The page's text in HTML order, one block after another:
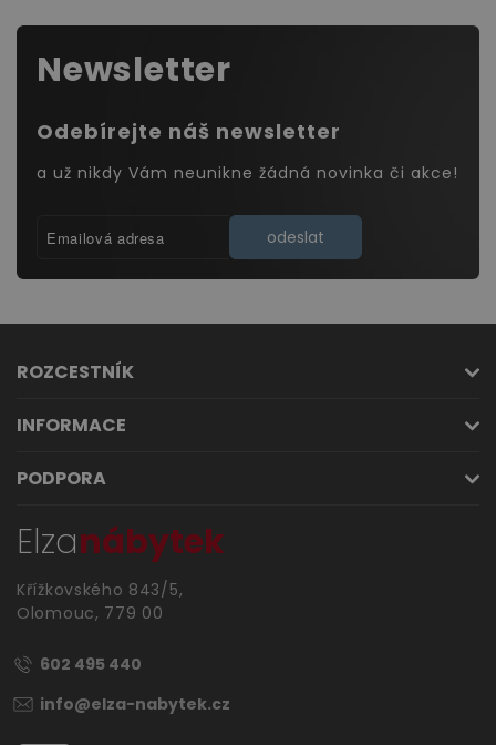
Newsletter
Odebírejte náš newsletter
a už nikdy Vám neunikne žádná novinka či akce!
odeslat
ROZCESTNÍK
INFORMACE
PODPORA
Elzanábytek
Křížkovského 843/5,
Olomouc, 779 00
602 495 440
info@elza-nabytek.cz